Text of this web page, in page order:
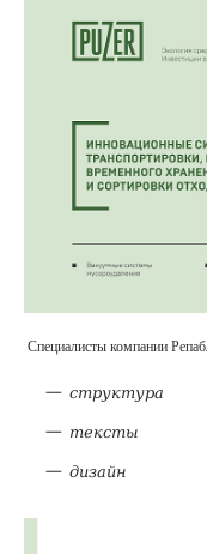
Специалисты компании
структура
тексты
дизайн